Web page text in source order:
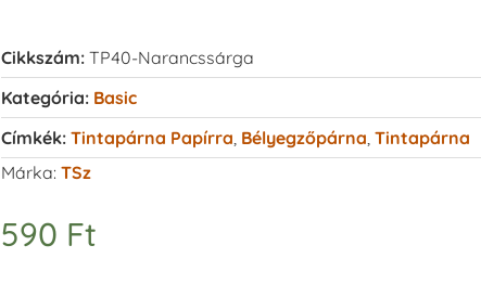
Cikkszám: TP40-Narancssárga
Kategória: Basic
Címkék: Tintapárna Papírra Bélyegzőpárna Tintapárna
Márka: TSz
590 Ft